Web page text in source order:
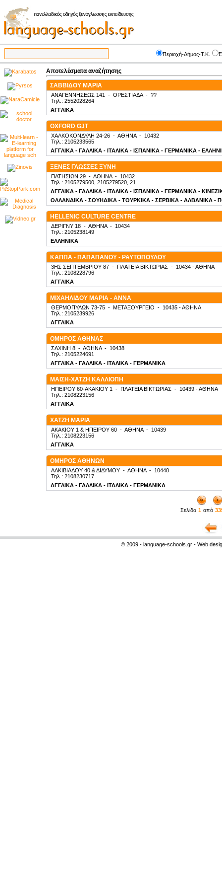
Περιοχή-Δήμος-Τ.Κ.
Αποτελέσματα αναζήτησης
ΣΑΒΒΙΔΟΥ ΜΑΡΙΑ
ΑΝΑΓΕΝΝΗΣΕΩΣ 141 - ΟΡΕΣΤΙΑΔΑ- ??
Τηλ.: 2552028264
ΑΓΓΛΙΚΑ
OXFORD GJT
ΧΑΛΚΟΚΟΝΔΥΛΗ 24-26 - ΑΘΗΝΑ- 10432
Τηλ.: 2105233565
ΑΓΓΛΙΚΑ - ΓΑΛΛΙΚΑ - ΙΤΑΛΙΚΑ - ΙΣΠΑΝΙΚΑ - ΓΕΡΜΑΝΙΚΑ -
ΞΕΝΕΣ ΓΛΩΣΣΕΣ ΞΥΝΗ
ΠΑΤΗΣΙΩΝ 29 - ΑΘΗΝΑ- 10432
Τηλ.: 2105279500, 2105279520, 21
ΑΓΓΛΙΚΑ - ΓΑΛΛΙΚΑ - ΙΤΑΛΙΚΑ - ΙΣΠΑΝΙΚΑ - ΓΕΡΜΑΝΙΚΑ -
ΟΛΛΑΝΔΙΚΑ - ΣΟΥΗΔΙΚΑ - ΤΟΥΡΚΙΚΑ - ΣΕΡΒΙΚΑ - ΑΛΒΑΝΙΚΑ -
HELLENIC CULTURE CENTRE
ΔΕΡΙΓΝΥ 18 - ΑΘΗΝΑ- 10434
Τηλ.: 2105238149
ΕΛΛΗΝΙΚΑ
ΚΑΠΠΑ - ΠΑΠΑΠΑΝΟΥ - ΡΑΥΤΟΠΟΥΛΟΥ
3ΗΣ ΣΕΠΤΕΜΒΡΙΟΥ 87 - ΠΛΑΤΕΙΑ ΒΙΚΤΩΡΙΑΣ - 10434 - ΑΘΗΝΑ
Τηλ.: 2108228796
ΑΓΓΛΙΚΑ
ΜΙΧΑΗΛΙΔΟΥ ΜΑΡΙΑ - ΑΝΝΑ
ΘΕΡΜΟΠΥΛΩΝ 73-75 - ΜΕΤΑΞΟΥΡΓΕΙΟ - 10435 - ΑΘΗΝΑ
Τηλ.: 2105239926
ΑΓΓΛΙΚΑ
ΟΜΗΡΟΣ ΑΘΗΝΑΣ
ΣΑΧΙΝΗ 8 - ΑΘΗΝΑ- 10438
Τηλ.: 2105224691
ΑΓΓΛΙΚΑ - ΓΑΛΛΙΚΑ - ΙΤΑΛΙΚΑ - ΓΕΡΜΑΝΙΚΑ
ΜΑΙΣΗ-ΧΑΤΖΗ ΚΑΛΛΙΟΠΗ
ΗΠΕΙΡΟΥ 60-ΑΚΑΚΙΟΥ 1 - ΠΛΑΤΕΙΑ ΒΙΚΤΩΡΙΑΣ - 10439 - ΑΘΗΝΑ
Τηλ.: 2108223156
ΑΓΓΛΙΚΑ
ΧΑΤΖΗ ΜΑΡΙΑ
ΑΚΑΚΙΟΥ 1 & ΗΠΕΙΡΟΥ 60 - ΑΘΗΝΑ- 10439
Τηλ.: 2108223156
ΑΓΓΛΙΚΑ
ΟΜΗΡΟΣ ΑΘΗΝΩΝ
ΑΛΚΙΒΙΑΔΟΥ 40 & ΔΙΔΥΜΟΥ - ΑΘΗΝΑ- 10440
Τηλ.: 2108230717
ΑΓΓΛΙΚΑ - ΓΑΛΛΙΚΑ - ΙΤΑΛΙΚΑ - ΓΕΡΜΑΝΙΚΑ
Σελίδα 1 από
© 2009 - language-schools.gr - Web